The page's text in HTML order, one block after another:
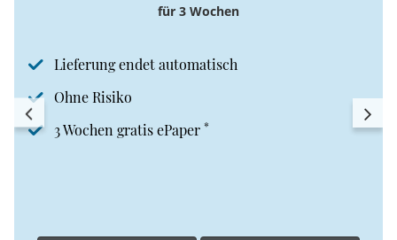
für 3 Wochen
Lieferung endet automatisch
Ohne Risiko
3 Wochen gratis ePaper *